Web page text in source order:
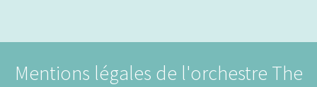
Mentions légales de l'orchestre The